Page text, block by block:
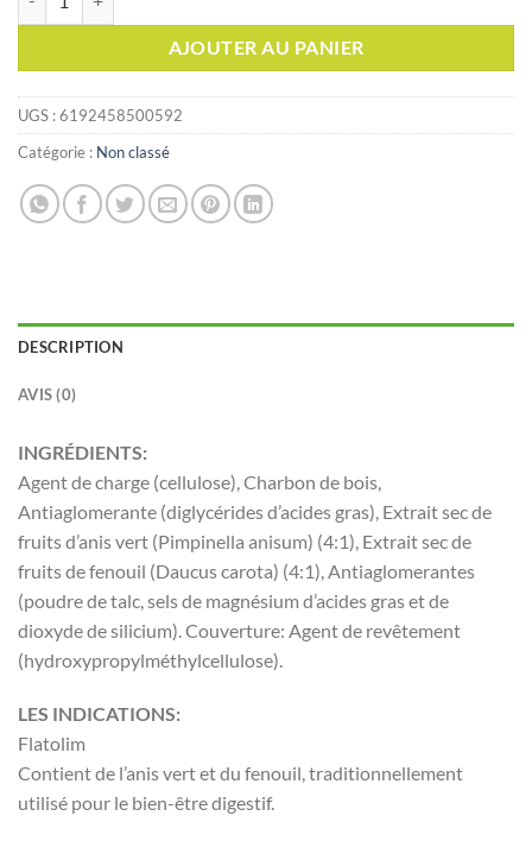
était :
د.ت 13,000.
est :
AJOUTER AU PANIER
UGS :6192458500592
Catégorie : Non classé
DESCRIPTION
AVIS (0)
INGRÉDIENTS:
Agent de charge (cellulose), Charbon de bois,
Antiaglomerante (diglycérides d’acides gras), Extrait sec de
fruits d’anis vert (Pimpinella anisum) (4:1), Extrait sec de
fruits de fenouil (Daucus carota) (4:1), Antiaglomerantes
(poudre de talc, sels de magnésium d’acides gras et de
dioxyde de silicium). Couverture: Agent de revêtement
(hydroxypropylméthylcellulose).
LES INDICATIONS:
Flatolim
Contient de l’anis vert et du fenouil, traditionnellement
utilisé pour le bien-être digestif.